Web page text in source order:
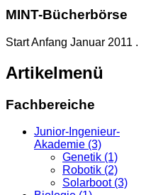
MINT-Bücherbörse
Start Anfang Januar 2011 .
Artikelmenü
Fachbereiche
Junior-Ingenieur-
Akademie (3)
Genetik (1)
Robotik (2)
Solarboot (3)